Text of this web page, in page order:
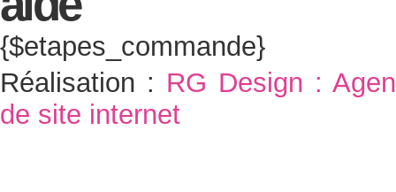
{$etapes_commande}
Réalisation : RG Design :
de site internet